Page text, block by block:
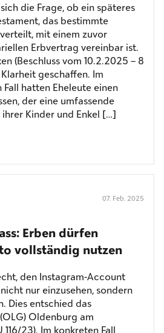
die Frage, ob ein späteres
das bestimmte
mit einem zuvor
Erbvertrag vereinbar ist.
(Beschluss vom 10.2.2025 – 8
geschaffen. Im
hatten Eheleute einen
der eine umfassende
Kinder und Enkel […]
07. Feb. 2025
Erben dürfen
vollständig nutzen
den Instagram-Account
nur einzusehen, sondern
Dies entschied das
Oldenburg am